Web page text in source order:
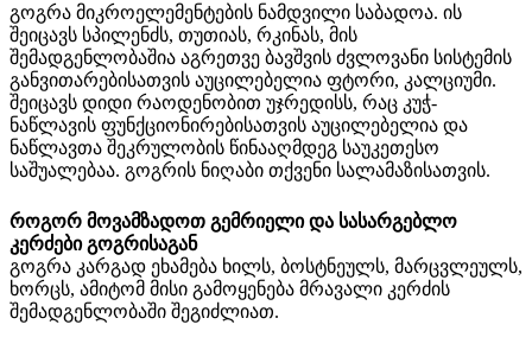
გოგრა მიკროელემენტების ნამდვილი საბადოა. ის
შეიცავს სპილენძს, თუთიას, რკინას, მის
შემადგენლობაშია აგრეთვე ბავშვის ძვლოვანი სისტემის
განვითარებისათვის აუცილებელია ფტორი, კალციუმი.
შეიცავს დიდი რაოდენობით უჯრედისს, რაც კუჭ-
ნაწლავის ფუნქციონირებისათვის აუცილებელია და
ნაწლავთა შეკრულობის წინააღმდეგ საუკეთესო
საშუალებაა. გოგრის ნიღაბი თქვენი სალამაზისათვის.
როგორ მოვამზადოთ გემრიელი და სასარგებლო
კერძები გოგრისაგან
გოგრა კარგად ეხამება ხილს, ბოსტნეულს, მარცვლეულს,
ხორცს, ამიტომ მისი გამოყენება მრავალი კერძის
შემადგენლობაში შეგიძლიათ.